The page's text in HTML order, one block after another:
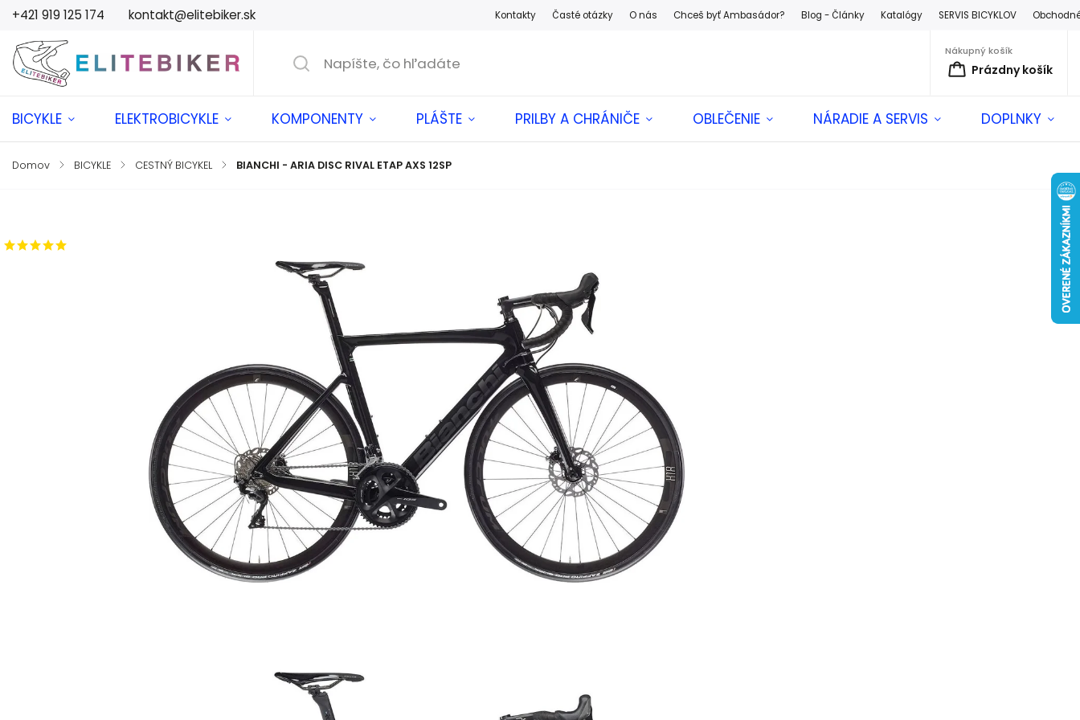
+421 919 125 174 kontakt@elitebiker.sk Kontakty Časté otázky O nás Chceš byť Ambasádor? Blog - Články Katalógy SERVIS BICYKLOV
Nákupný košík
Prázdny košík
BICYKLE ELEKTROBICYKLE KOMPONENTY PLÁŠTE PRILBY A CHRÁNIČE OBLEČENIE NÁRADIE A SERVIS DOPLNKY
Domov / BICYKLE / CESTNÝ BICYKEL / BIANCHI - ARIA DISC RIVAL ETAP AXS 12SP